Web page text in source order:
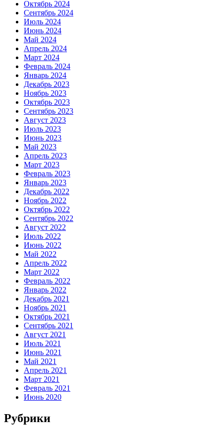
Октябрь 2024
Сентябрь 2024
Июль 2024
Июнь 2024
Май 2024
Апрель 2024
Март 2024
Февраль 2024
Январь 2024
Декабрь 2023
Ноябрь 2023
Октябрь 2023
Сентябрь 2023
Август 2023
Июль 2023
Июнь 2023
Май 2023
Апрель 2023
Март 2023
Февраль 2023
Январь 2023
Декабрь 2022
Ноябрь 2022
Октябрь 2022
Сентябрь 2022
Август 2022
Июль 2022
Июнь 2022
Май 2022
Апрель 2022
Март 2022
Февраль 2022
Январь 2022
Декабрь 2021
Ноябрь 2021
Октябрь 2021
Сентябрь 2021
Август 2021
Июль 2021
Июнь 2021
Май 2021
Апрель 2021
Март 2021
Февраль 2021
Июнь 2020
Рубрики